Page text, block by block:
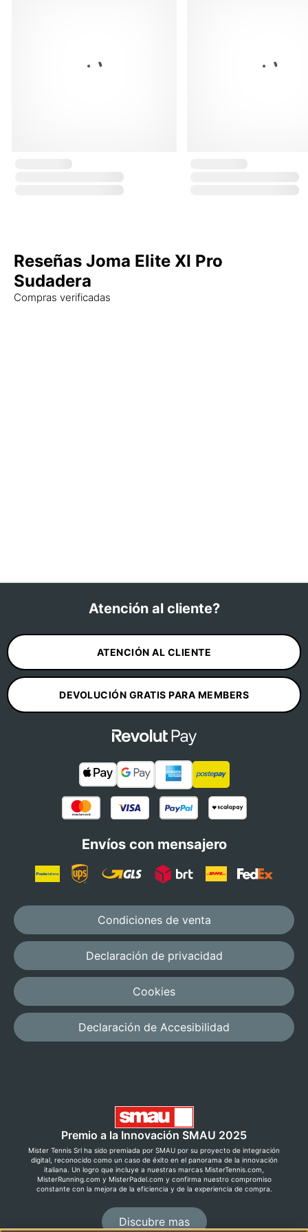
Reseñas Joma Elite XI Pro
Sudadera
Compras verificadas
Atención al cliente?
ATENCIÓN AL CLIENTE
DEVOLUCIÓN GRATIS PARA MEMBERS
Envíos con mensajero
Condiciones de venta
Declaración de privacidad
Cookies
Declaración de Accesibilidad
Premio a la Innovación SMAU 2025
Mister Tennis Srl ha sido premiada por SMAU por su proyecto de integración
digital, reconocido como un caso de éxito en el panorama de la innovación
italiana. Un logro que incluye a nuestras marcas MisterTennis.com,
MisterRunning.com y MisterPadel.com y confirma nuestro compromiso
constante con la mejora de la eficiencia y de la experiencia de compra.
Discubre mas